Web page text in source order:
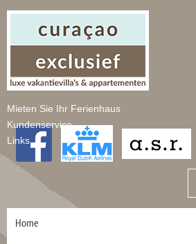
Mieten Sie Ihr Ferienhaus
Kundenservice
Links
Home